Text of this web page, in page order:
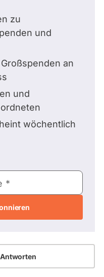
zu
und
an
und
wöchentlich